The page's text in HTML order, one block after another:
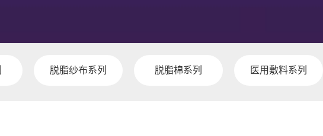
脱脂纱布系列 脱脂棉系列 医用敷料系列